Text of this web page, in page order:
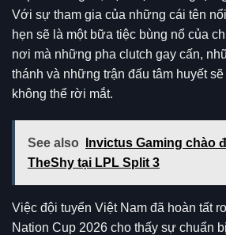
Với sự tham gia của những cái tên
hẹn sẽ là một bữa tiệc bùng nổ của
nơi mà những pha clutch gay cấn,
thánh và những trận đấu tâm huyết
không thể rời mắt.
See also
Invictus Gaming chào
TheShy tại LPL Split 3
Việc đội tuyển Việt Nam đã hoàn tất
Nation Cup 2026 cho thấy sự chuẩn